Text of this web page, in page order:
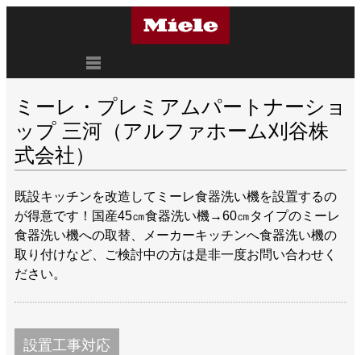
ミーレ・プレミアムパートナーショ
ップ 三河（アルファホーム刈谷株
式会社）
既設キッチンを改造してミーレ食器洗い機を設置するの
が得意です！国産45㎝食器洗い機→60㎝タイプのミーレ
食器洗い機への取替、メーカーキッチンへ食器洗い機の
取り付けなど、ご検討中の方は是非一度お問い合わせく
ださい。
設置工事対応